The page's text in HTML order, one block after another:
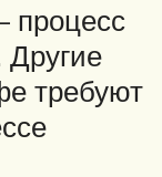
процесс
Другие
требуют